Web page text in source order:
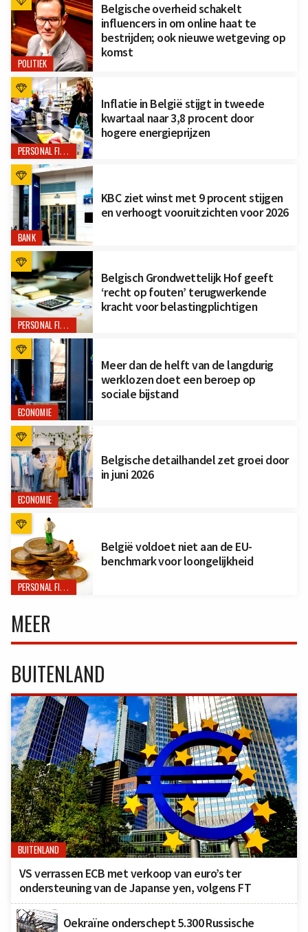
POLITIEK
Belgische overheid schakelt
influencers in om online haat te
bestrijden; ook nieuwe wetgeving op
komst
PERSONAL FINANCE
Inflatie in België stijgt in tweede
kwartaal naar 3,8 procent door
hogere energieprijzen
BANK
KBC ziet winst met 9 procent stijgen
en verhoogt vooruitzichten voor 2026
PERSONAL FINANCE
Belgisch Grondwettelijk Hof geeft
‘recht op fouten’ terugwerkende
kracht voor belastingplichtigen
ECONOMIE
Meer dan de helft van de langdurig
werklozen doet een beroep op
sociale bijstand
ECONOMIE
Belgische detailhandel zet groei door
in juni 2026
PERSONAL FINANCE
België voldoet niet aan de EU-
benchmark voor loongelijkheid
MEER
BUITENLAND
BUITENLAND
VS verrassen ECB met verkoop van euro’s ter
ondersteuning van de Japanse yen, volgens FT
Oekraïne onderschept 5.300 Russische